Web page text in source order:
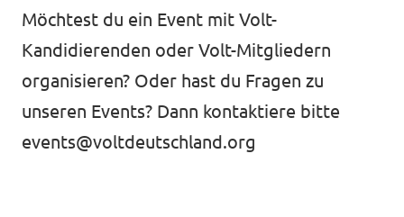
Menschen
Neuigkeiten
Unsere Events
Möchtest du ein Event mit Volt-
Kandidierenden oder Volt-Mitgliedern
organisieren? Oder hast du Fragen zu
unseren Events? Dann kontaktiere bitte
events@voltdeutschland.org